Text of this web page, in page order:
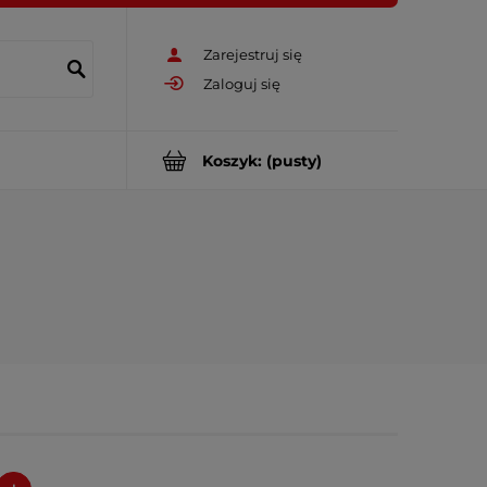
Zarejestruj się
Zaloguj się
Koszyk: (pusty)